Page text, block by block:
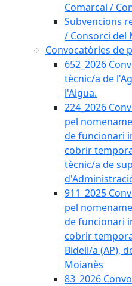
Comarcal /
Subvencions
/ Consorci del
Convocatòries de
652_2026
tècnic/a de
l'Aigua.
224_2026
pel
de funcionari
cobrir
tècnic/a de
911_2025
pel
de funcionari
cobrir
Bidell/a (AP),
Moianès
83_2026